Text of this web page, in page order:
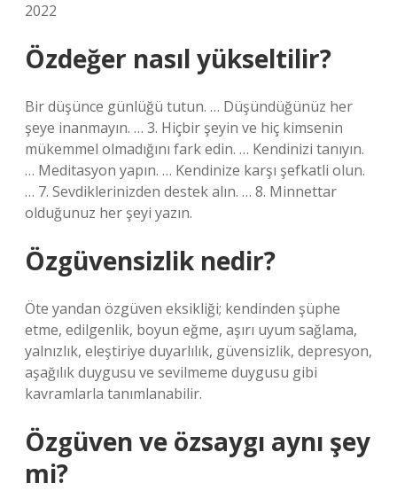
2022
Özdeğer nasıl yükseltilir?
Bir düşünce günlüğü tutun. … Düşündüğünüz her
şeye inanmayın. … 3. Hiçbir şeyin ve hiç kimsenin
mükemmel olmadığını fark edin. … Kendinizi tanıyın.
… Meditasyon yapın. … Kendinize karşı şefkatli olun.
… 7. Sevdiklerinizden destek alın. … 8. Minnettar
olduğunuz her şeyi yazın.
Özgüvensizlik nedir?
Öte yandan özgüven eksikliği; kendinden şüphe
etme, edilgenlik, boyun eğme, aşırı uyum sağlama,
yalnızlık, eleştiriye duyarlılık, güvensizlik, depresyon,
aşağılık duygusu ve sevilmeme duygusu gibi
kavramlarla tanımlanabilir.
Özgüven ve özsaygı aynı şey
mi?